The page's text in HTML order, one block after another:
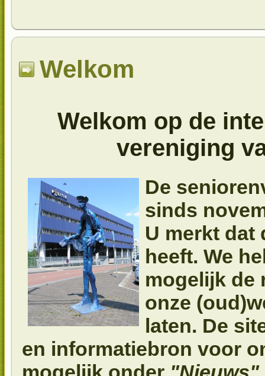
Welkom
Welkom op de
vereniging
De
sinds
U merkt dat
heeft. We
mogelijk de
onze
laten. De
en informatiebron voor